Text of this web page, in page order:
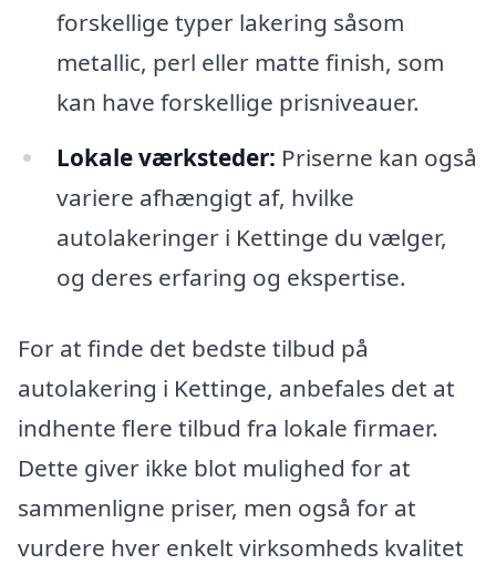
forskellige typer lakering såsom
metallic, perl eller matte finish, som
kan have forskellige prisniveauer.
Lokale værksteder: Priserne kan også
variere afhængigt af, hvilke
autolakeringer i Kettinge du vælger,
og deres erfaring og ekspertise.
For at finde det bedste tilbud på
autolakering i Kettinge, anbefales det at
indhente flere tilbud fra lokale firmaer.
Dette giver ikke blot mulighed for at
sammenligne priser, men også for at
vurdere hver enkelt virksomheds kvalitet